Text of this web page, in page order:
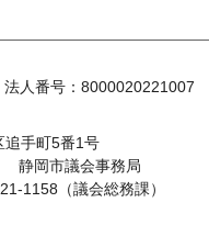
法人番号：8000020221007
追手町5番1号
静岡市議会事務局
1158（議会総務課）